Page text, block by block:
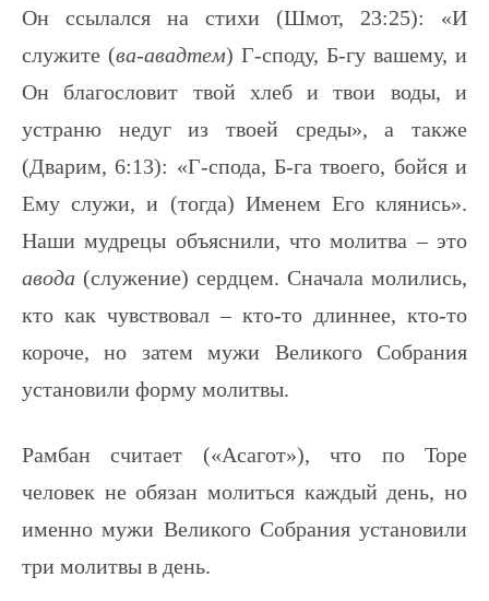
Он ссылался на стихи (Шмот, 23:25): «И
служите (ва-авадтем) Г-споду, Б-гу вашему, и
Он благословит твой хлеб и твои воды, и
устраню недуг из твоей среды», а также
(Дварим, 6:13): «Г-спода, Б-га твоего, бойся и
Ему служи, и (тогда) Именем Его клянись».
Наши мудрецы объяснили, что молитва – это
авода (служение) сердцем. Сначала молились,
кто как чувствовал – кто-то длиннее, кто-то
короче, но затем мужи Великого Собрания
установили форму молитвы.
Рамбан считает («Асагот»), что по Торе
человек не обязан молиться каждый день, но
именно мужи Великого Собрания установили
три молитвы в день.